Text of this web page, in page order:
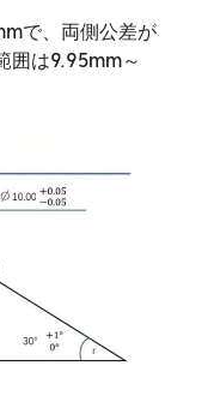
で、両側公差が
囲は9.95mm～